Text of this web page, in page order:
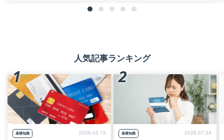
人気記事ランキング
基礎知識 2026.03.15
1
基礎知識 2026.07.24
2